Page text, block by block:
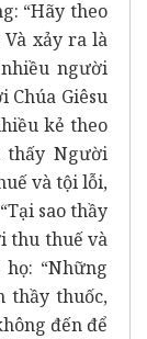
“Hãy theo
xảy ra là
người
Chúa Giêsu
kẻ theo
Người
và tội lỗi,
sao thầy
thu thuế và
“Những
thầy thuốc,
đến để